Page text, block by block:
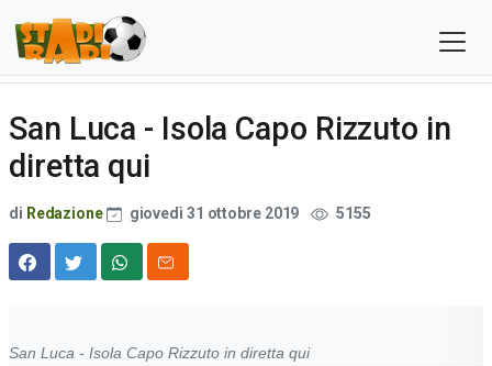
San Luca - Isola Capo Rizzuto in
diretta qui
di Redazione giovedì 31 ottobre 2019 5155
San Luca - Isola Capo Rizzuto in diretta qui